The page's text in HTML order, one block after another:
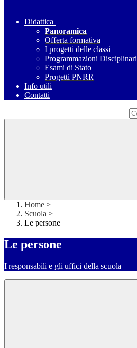
Didattica
Panoramica
Offerta formativa
I progetti delle classi
Programmazioni Disciplinari
Esami di Stato
Progetti PNRR
Info utili
Contatti
Home >
Scuola >
Le persone
Le persone
I responsabili e gli uffici della scuola